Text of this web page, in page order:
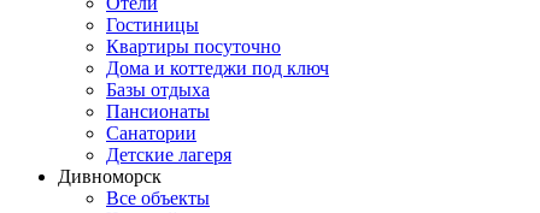
Гостиницы
Квартиры посуточно
Дома и коттеджи под ключ
Базы отдыха
Пансионаты
Санатории
Детские лагеря
Дивноморск
Все объекты